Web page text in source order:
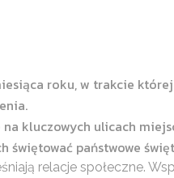
roku, w trakcie
kluczowych ulicach
świętować państwowe
relacje społeczne.